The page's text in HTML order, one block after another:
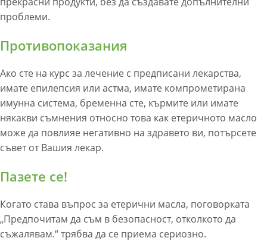
проблеми.
Противопоказания
Ако сте на курс за лечение с предписани лекарства,
имате епилепсия или астма, имате компрометирана
имунна система, бременна сте, кърмите или имате
някакви съмнения относно това как етеричното масло
може да повлияе негативно на здравето ви, потърсете
съвет от Вашия лекар.
Пазете се!
Когато става въпрос за етерични масла, поговорката
„Предпочитам да съм в безопасност, отколкото да
съжалявам.“ трябва да се приема сериозно.